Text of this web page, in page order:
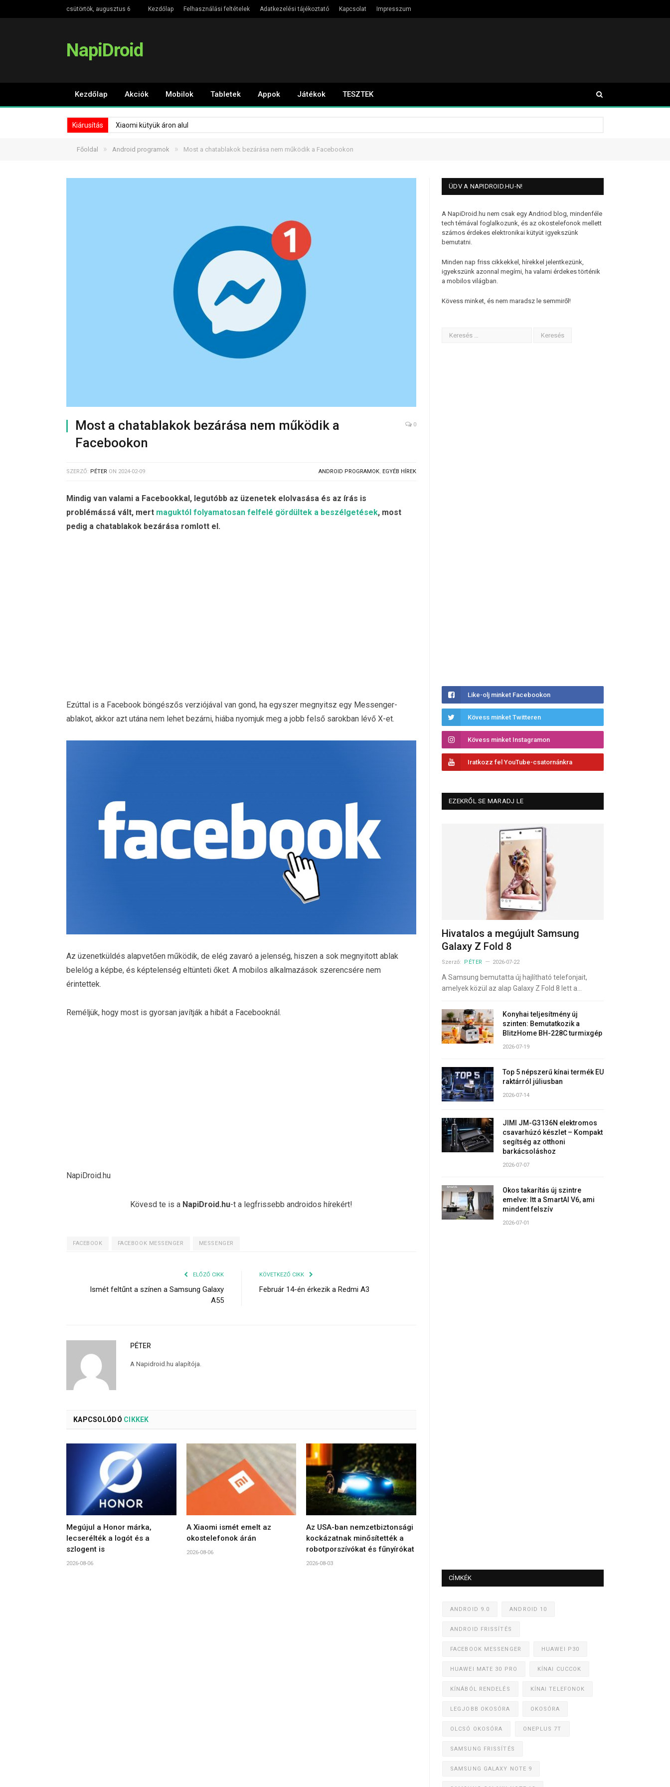
csütörtök, augusztus 6 Kezdőlap Felhasználási feltételek Adatkezelési tájékoztató Kapcsolat Impresszum
NapiDroid
Kezdőlap Akciók Mobilok Tabletek Appok Játékok TESZTEK
Kiárusítás Xiaomi kütyük áron alul
Főoldal » Android programok » Most a chatablakok bezárása nem működik a Facebookon
Most a chatablakok bezárása nem működik a
Facebookon
0
SZERZŐ: PÉTER ON 2024-02-09 ANDROID PROGRAMOK, EGYÉB HÍREK
Mindig van valami a Facebookkal, legutóbb az üzenetek elolvasása és az írás is
problémássá vált, mert maguktól folyamatosan felfelé gördültek a beszélgetések, most
pedig a chatablakok bezárása romlott el.
Ezúttal is a Facebook böngészős verziójával van gond, ha egyszer megnyitsz egy Messenger-
ablakot, akkor azt utána nem lehet bezárni, hiába nyomjuk meg a jobb felső sarokban lévő X-et.
Az üzenetküldés alapvetően működik, de elég zavaró a jelenség, hiszen a sok megnyitott ablak
belelóg a képbe, és képtelenség eltünteti őket. A mobilos alkalmazások szerencsére nem
érintettek.
Reméljük, hogy most is gyorsan javítják a hibát a Facebooknál.
NapiDroid.hu
Kövesd te is a NapiDroid.hu-t a legfrissebb androidos hírekért!
FACEBOOK FACEBOOK MESSENGER MESSENGER
ELŐZŐ CIKK
Ismét feltűnt a színen a Samsung Galaxy
A55
KÖVETKEZŐ CIKK
Február 14-én érkezik a Redmi A3
PÉTER
A Napidroid.hu alapítója.
KAPCSOLÓDÓ CIKKEK
Megújul a Honor márka,
lecserélték a logót és a
szlogent is
2026-08-06
A Xiaomi ismét emelt az
okostelefonok árán
2026-08-06
Az USA-ban nemzetbiztonsági
kockázatnak minősítették a
robotporszívókat és fűnyírókat
2026-08-03
ÜDV A NAPIDROID.HU-N!
A NapiDroid.hu nem csak egy Andriod blog, mindenféle
tech témával foglalkozunk, és az okostelefonok mellett
számos érdekes elektronikai kütyüt igyekszünk
bemutatni.
Minden nap friss cikkekkel, hírekkel jelentkezünk,
igyekszünk azonnal megírni, ha valami érdekes történik
a mobilos világban.
Kövess minket, és nem maradsz le semmiről!
Like-olj minket Facebookon
Kövess minket Twitteren
Kövess minket Instagramon
Iratkozz fel YouTube-csatornánkra
EZEKRŐL SE MARADJ LE
Hivatalos a megújult Samsung
Galaxy Z Fold 8
Szerző: PÉTER 2026-07-22
A Samsung bemutatta új hajlítható telefonjait,
amelyek közül az alap Galaxy Z Fold 8 lett a…
Konyhai teljesítmény új
szinten: Bemutatkozik a
BlitzHome BH-228C turmixgép
2026-07-19
Top 5 népszerű kínai termék EU
raktárról júliusban
2026-07-14
JIMI JM-G3136N elektromos
csavarhúzó készlet – Kompakt
segítség az otthoni
barkácsoláshoz
2026-07-07
Okos takarítás új szintre
emelve: Itt a SmartAI V6, ami
mindent felszív
2026-07-01
CÍMKÉK
ANDROID 9.0 ANDROID 10
ANDROID FRISSÍTÉS
FACEBOOK MESSENGER HUAWEI P30
HUAWEI MATE 30 PRO KÍNAI CUCCOK
KÍNÁBÓL RENDELÉS KÍNAI TELEFONOK
LEGJOBB OKOSÓRA OKOSÓRA
OLCSÓ OKOSÓRA ONEPLUS 7T
SAMSUNG FRISSÍTÉS
SAMSUNG GALAXY NOTE 9